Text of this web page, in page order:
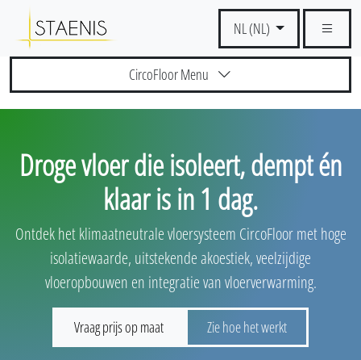
NL (NL)
CircoFloor Menu
Droge vloer die isoleert, dempt én
klaar is in 1 dag.
Ontdek het klimaatneutrale vloersysteem CircoFloor met hoge
isolatiewaarde, uitstekende akoestiek, veelzijdige
vloeropbouwen en integratie van vloerverwarming.
Vraag prijs op maat Zie hoe het werkt